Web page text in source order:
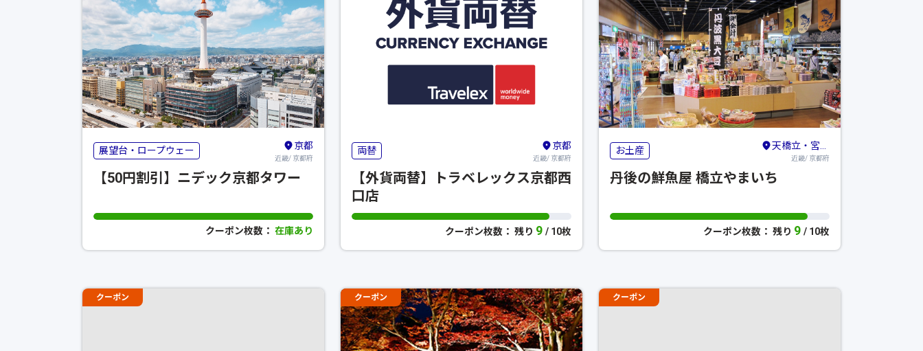
展望台・ロープウェー 京都
近畿/ 京都府
【50円割引】ニデック京都タワー
クーポン枚数： 在庫あり
両替 京都
近畿/ 京都府
【外貨両替】トラベレックス京都西
口店
クーポン枚数： 残り 9 / 10枚
お土産 天橋立・宮津・舞鶴・丹後・久美浜
近畿/ 京都府
丹後の鮮魚屋 橋立やまいち
クーポン枚数： 残り 9 / 10枚
クーポン クーポン クーポン